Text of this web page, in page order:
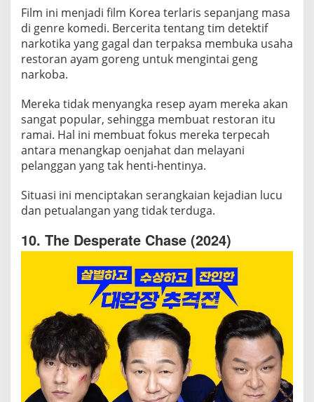
Film ini menjadi film Korea terlaris sepanjang masa
di genre komedi. Bercerita tentang tim detektif
narkotika yang gagal dan terpaksa membuka usaha
restoran ayam goreng untuk mengintai geng
narkoba.
Mereka tidak menyangka resep ayam mereka akan
sangat popular, sehingga membuat restoran itu
ramai. Hal ini membuat fokus mereka terpecah
antara menangkap oenjahat dan melayani
pelanggan yang tak henti-hentinya.
Situasi ini menciptakan serangkaian kejadian lucu
dan petualangan yang tidak terduga.
10. The Desperate Chase (2024)